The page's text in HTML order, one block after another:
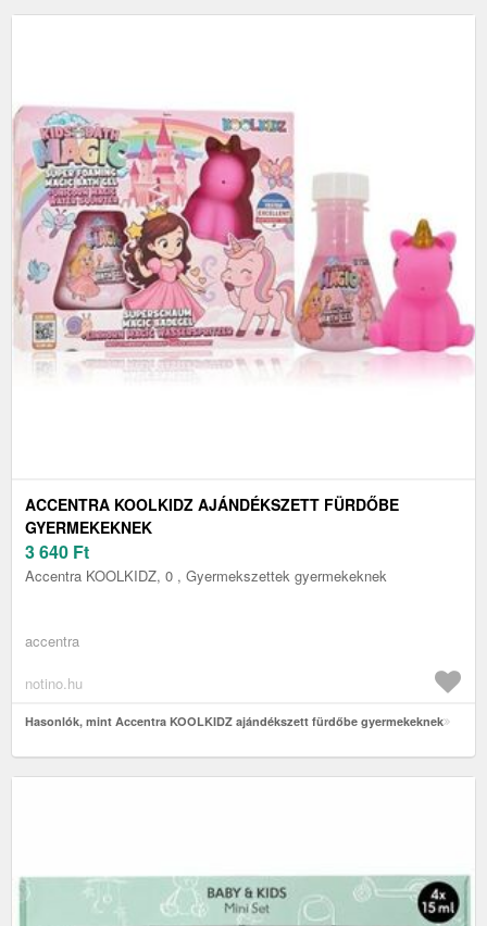
ACCENTRA KOOLKIDZ AJÁNDÉKSZETT FÜRDŐBE
GYERMEKEKNEK
3 640 Ft
Accentra KOOLKIDZ, 0 , Gyermekszettek gyermekeknek
accentra
notino.hu
Hasonlók, mint Accentra KOOLKIDZ ajándékszett fürdőbe gyermekeknek